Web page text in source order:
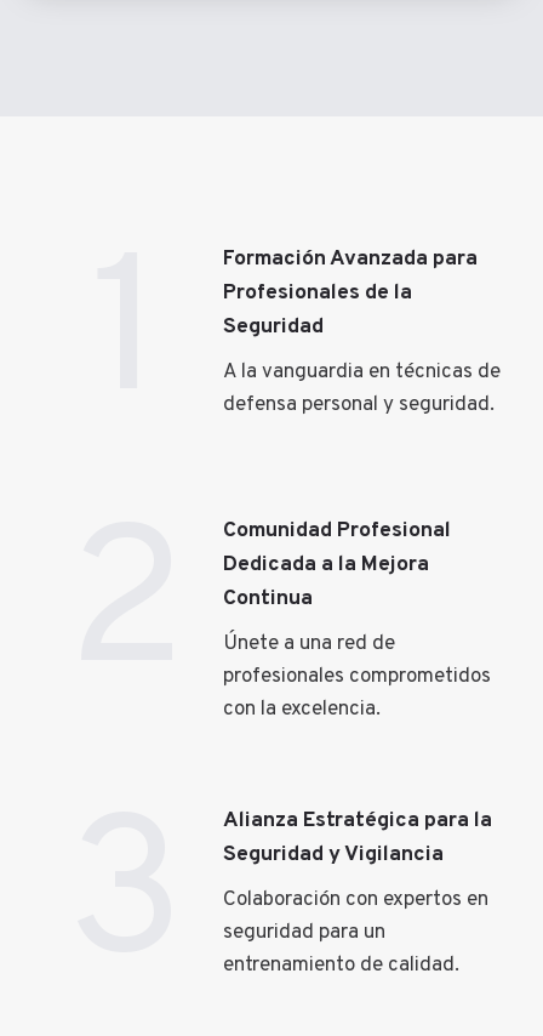
Formación Avanzada para
Profesionales de la
Seguridad
A la vanguardia en técnicas de
defensa personal y seguridad.
Comunidad Profesional
Dedicada a la Mejora
Continua
Únete a una red de
profesionales comprometidos
con la excelencia.
Alianza Estratégica para la
Seguridad y Vigilancia
Colaboración con expertos en
seguridad para un
entrenamiento de calidad.